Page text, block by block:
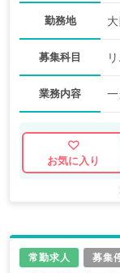
勤務地
募集科目
業務内容
お気に入り
常勤求人 募集